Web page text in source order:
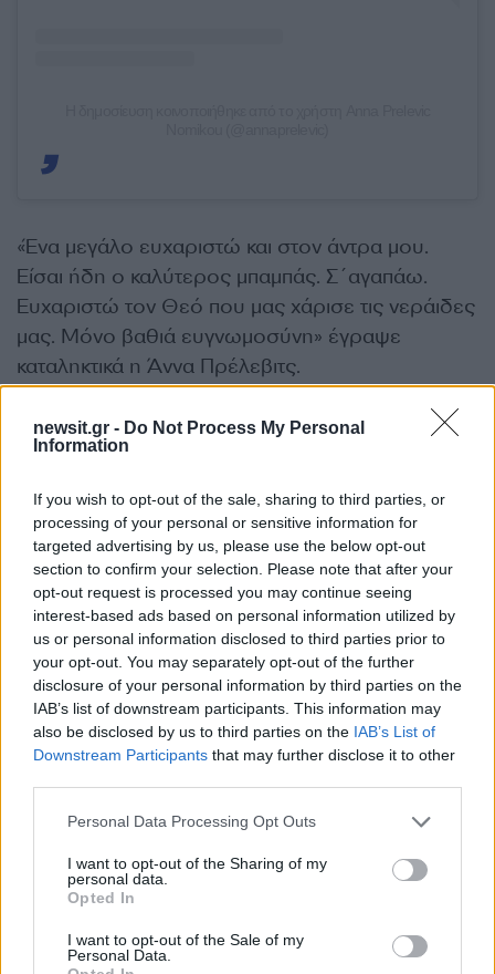
newsit.gr - Do Not Process My Personal
Information
If you wish to opt-out of the sale, sharing to third parties, or
processing of your personal or sensitive information for
targeted advertising by us, please use the below opt-out
section to confirm your selection. Please note that after your
opt-out request is processed you may continue seeing
interest-based ads based on personal information utilized by
us or personal information disclosed to third parties prior to
your opt-out. You may separately opt-out of the further
disclosure of your personal information by third parties on the
IAB’s list of downstream participants. This information may
also be disclosed by us to third parties on the IAB’s List of
Downstream Participants that may further disclose it to other
Please note that this website/app uses one or more Google
not limited to your visit or usage behaviour. You may click to
grant or deny consent to Google and its third-party tags to
use your data for below specified purposes in below Google
consent section.
Personal Data Processing Opt Outs
I want to opt-out of the Sharing of my
personal data.
Opted In
I want to opt-out of the Sale of my
Personal Data.
«Ένα μεγάλο ευχαριστώ και στον άντρα μου.
Είσαι ήδη ο καλύτερος μπαμπάς. Σ´αγαπάω.
Ευχαριστώ τον Θεό που μας χάρισε τις νεράιδες
μας. Μόνο βαθιά ευγνωμοσύνη» έγραψε
καταληκτικά η Άννα Πρέλεβιτς.
Αν τα χάσατε